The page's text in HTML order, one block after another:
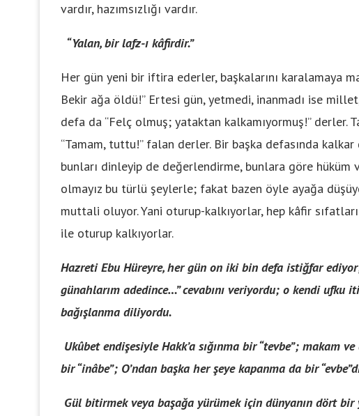
vardır, hazımsızlığı vardır.
“Yalan, bir lafz-ı kâfirdir.”
Her gün yeni bir iftira ederler, başkalarını karalamaya
Bekir ağa öldü!” Ertesi gün, yetmedi, inanmadı ise
defa da “Felç olmuş; yataktan kalkamıyormuş!” derler.
“Tamam, tuttu!” falan derler. Bir başka defasında
bunları dinleyip de değerlendirme, bunlara göre hüküm
olmayız bu türlü şeylerle; fakat bazen öyle ayağa
muttali oluyor. Yani oturup-kalkıyorlar, hep kâfir
ile oturup kalkıyorlar.
Hazreti Ebu Hüreyre, her gün on iki bin defa istiğfar ediyor;
günahlarım adedince…” cevabını veriyordu; o kendi ufku
bağışlanma diliyordu.
Ukûbet endişesiyle Hakk’a sığınma bir “tevbe”; makam
bir “inâbe”; O’ndan başka her şeye kapanma da bir
Gül bitirmek veya başağa yürümek için dünyanın dört bir